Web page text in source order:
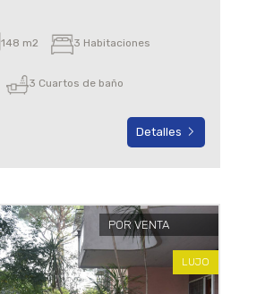
148 m2 3 Habitaciones
3 Cuartos de baño
Detalles
POR VENTA
LUJO